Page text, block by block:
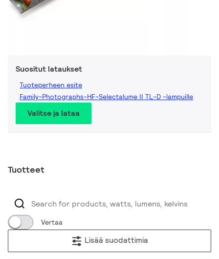
Suositut lataukset
Tuoteperheen esite
Family-Photographs-HF-Selectalume II TL-D -lampuille
Valitse ja lataa
Tuotteet
Vertaa
Lisää suodattimia